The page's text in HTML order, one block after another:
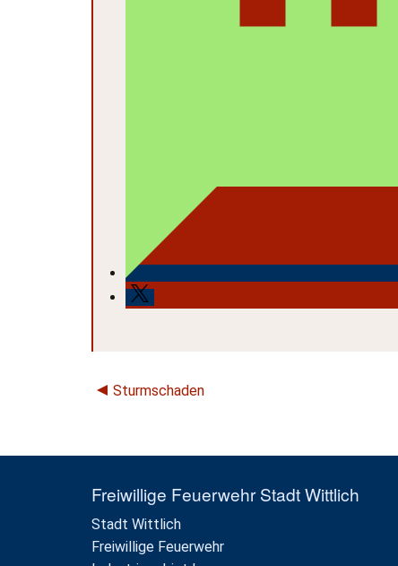
Sturmschaden
Freiwillige Feuerwehr Stadt Wittlich
Stadt Wittlich
Freiwillige Feuerwehr